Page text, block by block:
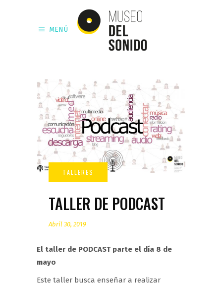
MENÚ
TALLER DE PODCAST
Abril 30, 2019
El taller de PODCAST parte el día 8 de
mayo
Este taller busca enseñar a realizar